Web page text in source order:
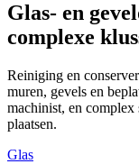
Glas- en
complexe
Reiniging en
muren, gevels en
machinist, en
plaatsen.
Glas